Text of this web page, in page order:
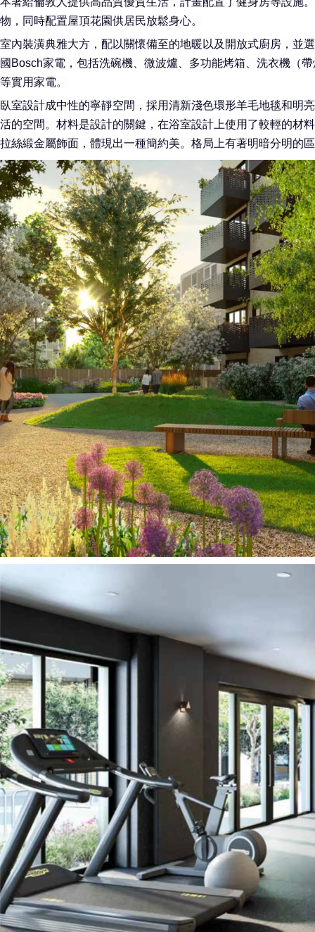
物，同時配置屋頂花園供居民放鬆身心。
室內裝潢典雅大方，配以關懷備至的地暖以及開放式廚房，並
國Bosch家電，包括洗碗機、微波爐、多功能烤箱、洗衣機（
等實用家電。
臥室設計成中性的寧靜空間，採用清新淺色環形羊毛地毯和明
活的空間。材料是設計的關鍵，在浴室設計上使用了較輕的材
拉絲緞金屬飾面，體現出一種簡約美。格局上有著明暗分明的